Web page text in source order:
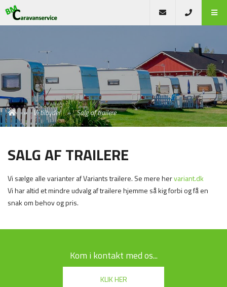
Vi tilbyder Salg af trailere
SALG AF TRAILERE
Vi sælge alle varianter af Variants trailere. Se mere hervariant.dk
Vi har altid et mindre udvalg af trailere hjemme så kig forbi og få en
snak om behov og pris.
Kom i kontakt med os...
KLIK HER